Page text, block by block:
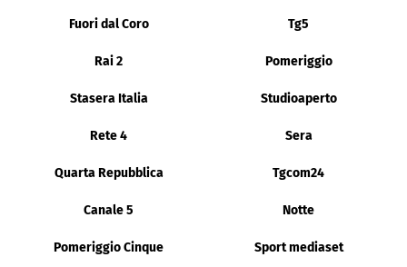
Fuori dal Coro Tg5
Rai 2 Pomeriggio
Stasera Italia Studioaperto
Rete 4 Sera
Quarta Repubblica Tgcom24
Canale 5 Notte
Pomeriggio Cinque Sport mediaset